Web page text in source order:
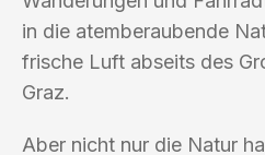
in die atemberaubende
frische Luft abseits des
Graz.
Aber nicht nur die Natur